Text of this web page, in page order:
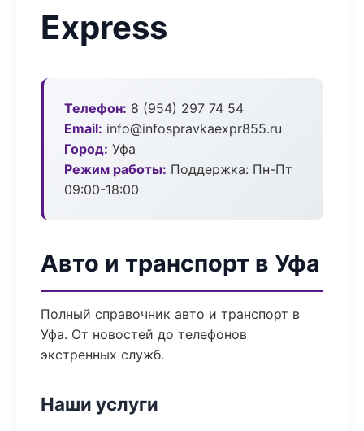
Express
Телефон: 8 (954) 297 74 54
Email: info@infospravkaexpr855.ru
Город: Уфа
Режим работы: Поддержка: Пн-Пт
09:00-18:00
Авто и транспорт в Уфа
Полный справочник авто и транспорт в
Уфа. От новостей до телефонов
экстренных служб.
Наши услуги